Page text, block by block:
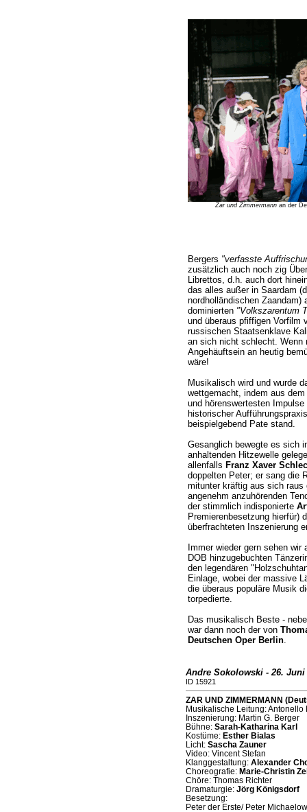
Zar und Zimmermann an der
Bergers "verfasste
zusätzlich auch noch zig
Librettos, d.h. auch dort
das alles außer in Saardam
nordholländischen
dominierten "Volkszarentum
und überaus pfiffigen Vorfilm
russischen Staatsenklave
an sich nicht schlecht. Wenn
Angehäuftsein an heutig
wäre!
Musikalisch wird und wurde
wettgemacht, indem aus
und hörenswertesten
historischer
beispielgebend Pate stand.
Gesanglich bewegte es sich
anhaltenden Hitzewelle
allenfalls Franz Xaver
doppelten Peter; er sang die
mitunter kräftig aus sich raus
angenehm anzuhörenden
der stimmlich indisponierte
Premierenbesetzung hierfür)
überfrachteten Inszenierung
Immer wieder gern sehen
DOB hinzugebuchten
den legendären
Einlage, wobei der massive
die überaus populäre Musik
torpedierte.
Das musikalisch Beste -
war dann noch der von
Deutschen Oper Berlin.
Andre Sokolowski - 26. Juni
ID 15921
ZAR UND ZIMMERMANN
Musikalische Leitung: Antonello
Inszenierung: Martin G. Berger
Bühne: Sarah-Katharina Karl
Kostüme: Esther Bialas
Licht: Sascha Zauner
Video: Vincent Stefan
Klanggestaltung: Alexander
Choreografie: Marie-Christin
Chöre: Thomas Richter
Dramaturgie: Jörg Königsdorf
Besetzung:
Peter der Erste/ Peter